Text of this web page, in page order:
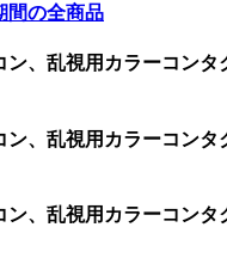
間の全商品
、乱視用カラーコン
、乱視用カラーコン
、乱視用カラーコン